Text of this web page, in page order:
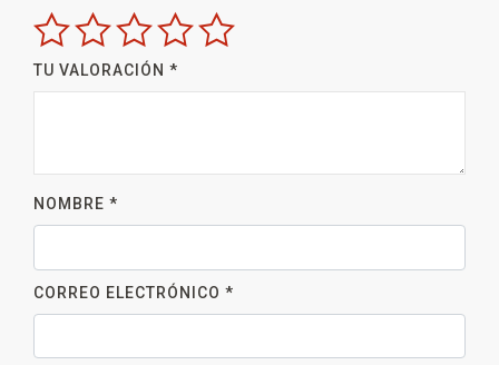
TU VALORACIÓN *
NOMBRE *
CORREO ELECTRÓNICO *